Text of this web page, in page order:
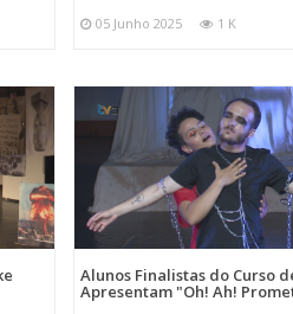
05 Junho 2025 1 K
Alunos Finalistas do Curso
Apresentam "Oh! Ah!